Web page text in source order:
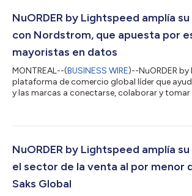
plataforma centralizada que conecta la
productos, los pedidos y los datos de los
NuORDER by Lightspeed amplía
con Nordstrom, que apuesta por
mayoristas en datos
MONTREAL--(BUSINESS WIRE)--NuORDER
plataforma de comercio global líder que
y las marcas a conectarse, colaborar y tomar
NuORDER ganará relevancia en el programa
variedad de productos y la experiencia del
catálogo universal de pro...
NuORDER by Lightspeed amplía
el sector de la venta al por menor
Saks Global